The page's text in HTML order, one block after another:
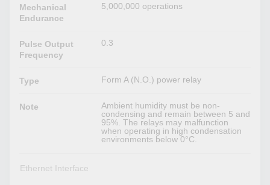
Mechanical
Endurance
5,000,000 operations
Pulse Output
Frequency
0.3
Type Form A (N.O.) power relay
Note
Ambient humidity must be non-
condensing and remain between 5 and
95%. The relays may malfunction
when operating in high condensation
environments below 0°C.
Ethernet Interface